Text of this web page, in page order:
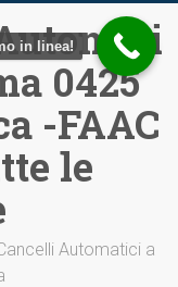
0425
-FAAC
le
Automatici a
in linea!